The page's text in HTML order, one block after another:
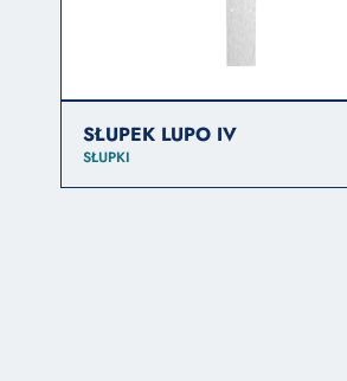
SŁUPEK LUPO IV
SŁUPKI